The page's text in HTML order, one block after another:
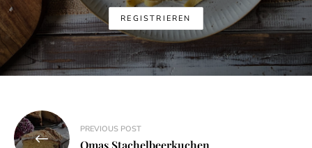
Beitragsnavigation
PREVIOUS POST
Omas Stachelbeerkuchen